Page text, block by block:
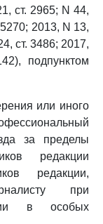
ст. 2965; N 44,
2013, N 13,
ст. 3486; 2017,
подпунктом
или иного
за пределы
редакции
редакции,
при
в особых